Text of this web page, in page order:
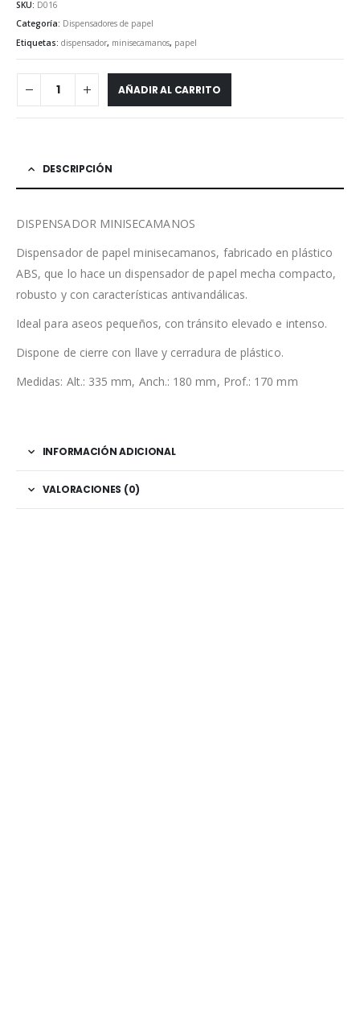
SKU: D016
Categoría: Dispensadores de papel
Etiquetas: dispensador, minisecamanos, papel
AÑADIR AL CARRITO
DESCRIPCIÓN
DISPENSADOR MINISECAMANOS
Dispensador de papel minisecamanos, fabricado en plástico
ABS, que lo hace un dispensador de papel mecha compacto,
robusto y con características antivandálicas.
Ideal para aseos pequeños, con tránsito elevado e intenso.
Dispone de cierre con llave y cerradura de plástico.
Medidas: Alt.: 335 mm, Anch.: 180 mm, Prof.: 170 mm
INFORMACIÓN ADICIONAL
VALORACIONES (0)